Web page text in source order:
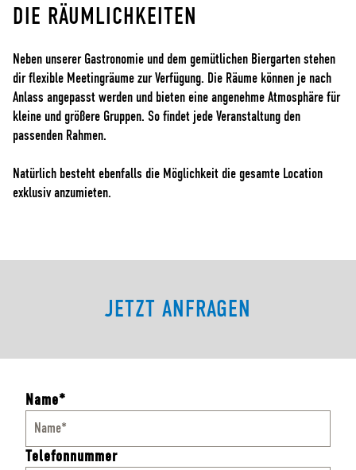
DIE RÄUMLICHKEITEN
Neben unserer Gastronomie und dem gemütlichen Biergarten stehen
dir flexible Meetingräume zur Verfügung. Die Räume können je nach
Anlass angepasst werden und bieten eine angenehme Atmosphäre für
kleine und größere Gruppen. So findet jede Veranstaltung den
passenden Rahmen.
Natürlich besteht ebenfalls die Möglichkeit die gesamte Location
exklusiv anzumieten.
JETZT ANFRAGEN
Name*
Telefonnummer